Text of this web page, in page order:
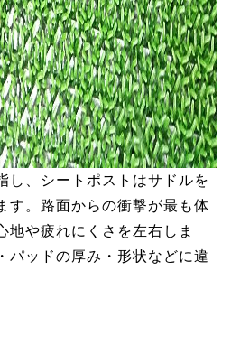
し、シートポストはサドルを
す。路面からの衝撃が最も体
地や疲れにくさを左右しま
パッドの厚み・形状などに違